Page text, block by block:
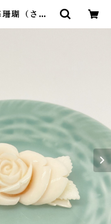
瑚（さん